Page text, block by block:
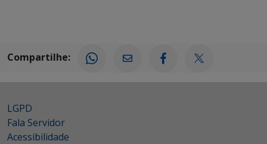
Compartilhe:
LGPD
Fala Servidor
Acessibilidade